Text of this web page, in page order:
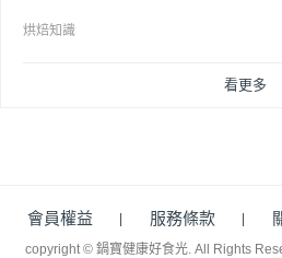
烘焙知識
看更多
會員權益 服務條款
copyright © 鍋寶健康好食光. All Rights